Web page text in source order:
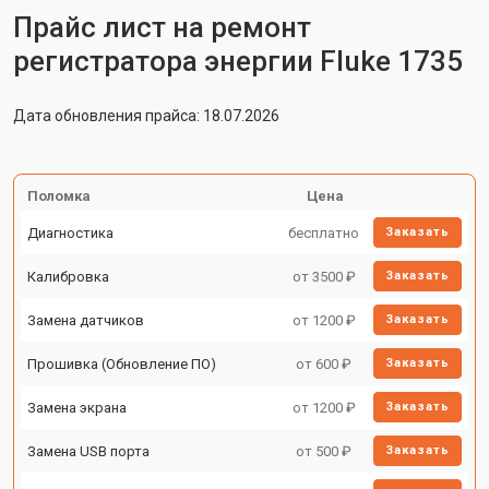
Прайс лист на ремонт
регистратора энергии Fluke 1735
Дата обновления прайса: 18.07.2026
Поломка Цена
Диагностика бесплатно Заказать
Калибровка от 3500 ₽ Заказать
Замена датчиков от 1200 ₽ Заказать
Прошивка (Обновление ПО) от 600 ₽ Заказать
Замена экрана от 1200 ₽ Заказать
Замена USB порта от 500 ₽ Заказать